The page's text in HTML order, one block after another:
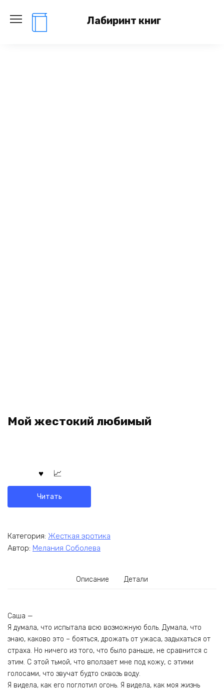
содержанию
Лабиринт книг
Мой жестокий любимый
Читать
Категория: Жесткая эротика
Автор: Мелания Соболева
Описание Детали
Саша —
Я думала, что испытала всю возможную боль. Думала, что
знаю, каково это – бояться, дрожать от ужаса, задыхаться от
страха. Но ничего из того, что было раньше, не сравнится с
этим. С этой тьмой, что вползает мне под кожу, с этими
голосами, что звучат будто сквозь воду.
Я видела, как его поглотил огонь. Я видела, как моя жизнь